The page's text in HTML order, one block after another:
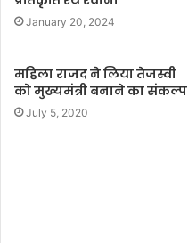
January 20, 2024
महिला राजद ने लिया तेजस्वी
को मुख्यमंत्री बनाने का संकल्प
July 5, 2020